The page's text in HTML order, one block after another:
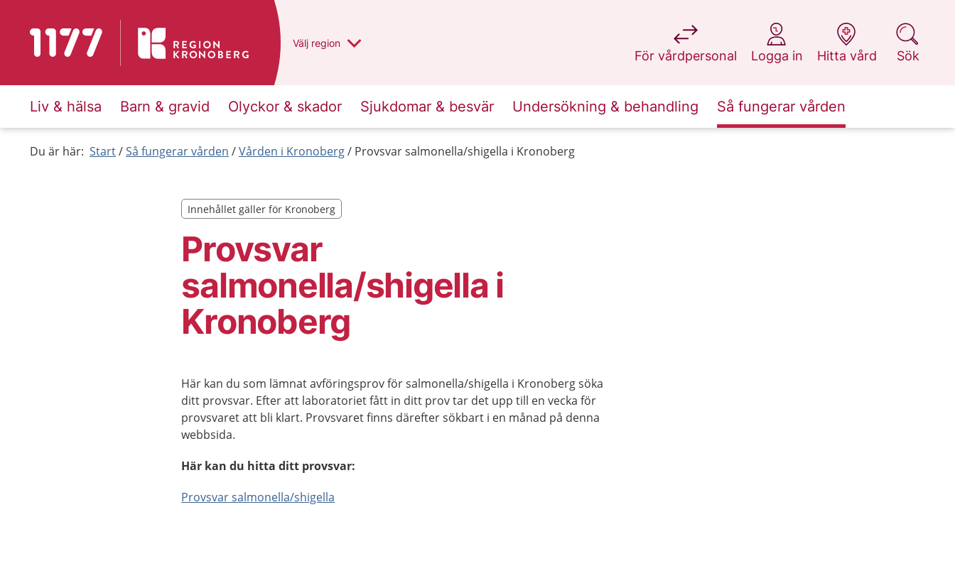
Till startsidan för 1177 Du har valt region
Välj en annan
region
För vårdpersonal
på 1177.se
Logga in
på 1177.se
Hitta vård
på 1177.se
Sök
på 1177.se
Liv & hälsa Barn & gravid Olyckor & skador Sjukdomar & besvär Undersökning & behandling Så fungerar vården
Du är här: Start Så fungerar vården Vården i Kronoberg Provsvar salmonella/shigella i Kronoberg
Provsvar
salmonella/shigella i
Kronoberg
Innehållet gäller för Kronoberg
Innehållet gäller för Kronoberg
Här kan du som lämnat avföringsprov för salmonella/shigella i Kronoberg söka
ditt provsvar. Efter att laboratoriet fått in ditt prov tar det upp till en vecka för
provsvaret att bli klart. Provsvaret finns därefter sökbart i en månad på denna
webbsida.
Här kan du hitta ditt provsvar:
Provsvar salmonella/shigella